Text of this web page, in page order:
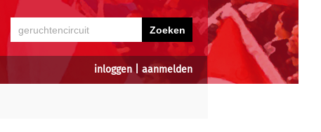
inloggen| aanmelden